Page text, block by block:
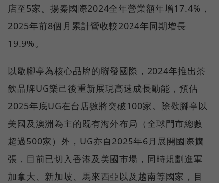
店至5家。揚秦國際2024全年營業額年增17.4%，
2025年前8個月累計營收較2024年同期增長
19.9%。
以歇腳亭為核心品牌的聯發國際，2024年推出茶
飲品牌UG樂己後重新展現高速成長動能，預估
2025年底UG在台店數將突破100家。除歇腳亭以
美國及澳洲為主的既有海外布局（全球門市總數
超過500家）外，UG亦自2025年6月展開國際擴
張，目前已切入香港及美國市場，同時規劃進軍
加拿大、新加坡、馬來西亞以及越南等國家，目